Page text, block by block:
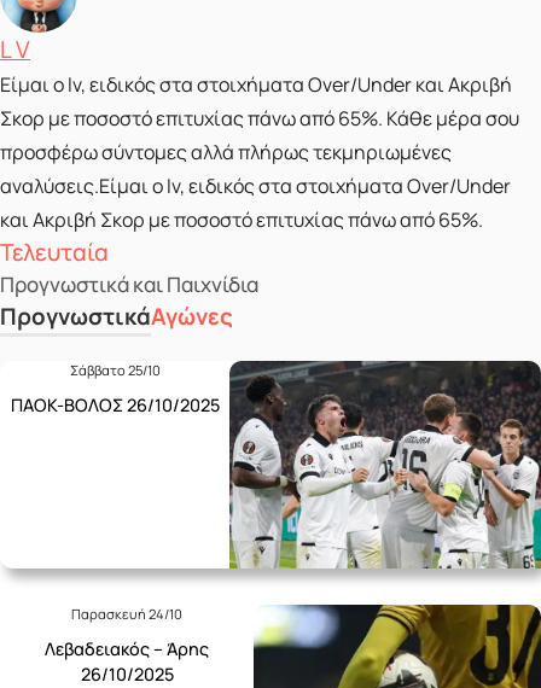
Τελευταία
Προγνωστικά και Παιχνίδια
ΠρογνωστικάΑγώνες
Σάββατο 25/10
ΠΑΟΚ-ΒΟΛΟΣ 26/10/2025
Παρασκευή 24/10
Λεβαδειακός – Άρης
26/10/2025
Posted by
L V
Είμαι ο lv, ειδικός στα στοιχήματα Over/Under και Ακριβή
Σκορ με ποσοστό επιτυχίας πάνω από 65%. Κάθε μέρα σου
προσφέρω σύντομες αλλά πλήρως τεκμηριωμένες
αναλύσεις.Είμαι ο lv, ειδικός στα στοιχήματα Over/Under
και Ακριβή Σκορ με ποσοστό επιτυχίας πάνω από 65%.